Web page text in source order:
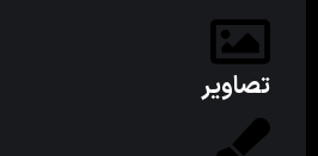
تصاویر